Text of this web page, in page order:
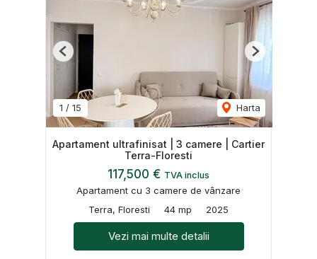
1 / 15 Harta
Previous Next
Apartament ultrafinisat | 3 camere | Cartier
Terra-Floresti
117,500 € TVA inclus
Apartament cu 3 camere de vânzare
Terra, Floresti
44 mp 2025
Vezi mai multe detalii